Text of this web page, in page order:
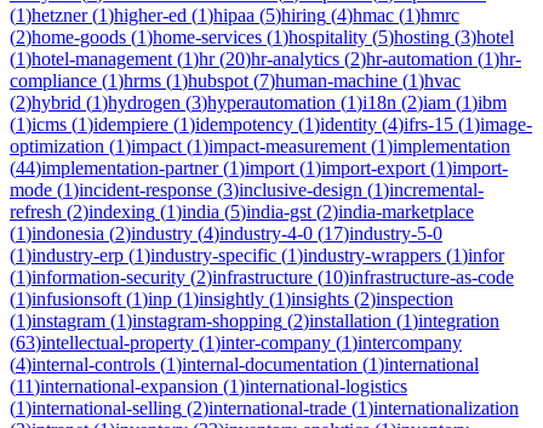
(1)hetzner(1)higher-ed (1)hipaa (5)hiring (4)hmac (1)hmrc
(2)home-goods (1)home-services (1)hospitality (5)hosting (3)hotel
(1)hotel-management (1)hr(20)hr-analytics (2)hr-automation (1)hr-
compliance (1)hrms (1)hubspot (7)human-machine (1)hvac
(2)hybrid (1)hydrogen (3)hyperautomation (1)i18n (2)iam (1)ibm
(1)icms (1)idempiere (1)idempotency (1)identity (4)ifrs-15 (1)image-
optimization (1)impact (1)impact-measurement (1)implementation
(44)implementation-partner(1)import (1)import-export (1)import-
mode (1)incident-response (3)inclusive-design (1)incremental-
refresh (2)indexing (1)india (5)india-gst (2)india-marketplace
(1)indonesia (2)industry (4)industry-4-0 (17)industry-5-0
(1)industry-erp (1)industry-specific (1)industry-wrappers (1)infor
(1)information-security (2)infrastructure (10)infrastructure-as-code
(1)infusionsoft (1)inp (1)insightly (1)insights (2)inspection
(1)instagram (1)instagram-shopping (2)installation (1)integration
(63)intellectual-property (1)inter-company (1)intercompany
(4)internal-controls (1)internal-documentation (1)international
(11)international-expansion (1)international-logistics
(1)international-selling (2)international-trade (1)internationalization